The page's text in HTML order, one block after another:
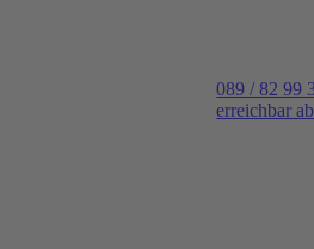
089 / 82 99
erreichbar